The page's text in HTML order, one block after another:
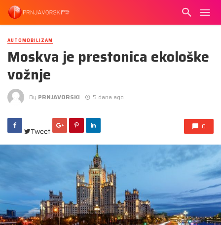
AUTOMOBILIZAM
Moskva je prestonica ekološke
vožnje
By PRNJAVORSKI 5 dana ago
Tweet 0